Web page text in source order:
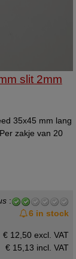
slit 2mm
35x45 mm lang
zakje van 20
:
6 in stock
€ 12,50 excl. VAT
€ 15,13 incl. VAT